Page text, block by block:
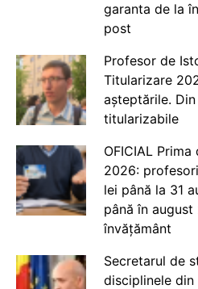
garanta de la
post
Profesor de
Titularizare
așteptările.
titularizabile
OFICIAL
2026:
lei până la 31
până în
învățământ
Secretarul de
disciplinele